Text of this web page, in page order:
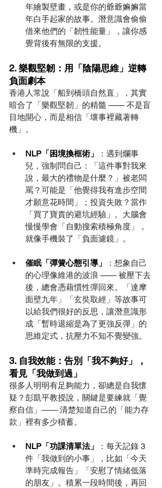
年繪製壁畫，或是你的爺爺嫲嫲當
年白手起家的故事。潛意識會偷偷
借來他們的「韌性能量」，讓你感
覺背後有無限的支援。
2. 樂觀堅韌：用「陰陽思維」逆轉
負面劇本
香港人常說「船到橋頭自然直」，其實
暗合了「樂觀堅韌」的精髓 —— 不是盲
目地開心，而是相信「壞事裡藏著轉
機」。
NLP「困境換框術」
：遇到爛事
兒，強制問自己：「這件事對我來
說，最大的禮物是什麼？」被老闆
罵？可能是「他覺得我有進步空間
才願意花時間」；投資失敗？當作
「買了寶貴的避坑經驗」。大腦會
慢慢學會「自動搜索積極角度」，
就像手機裝了「負面濾鏡」。
催眠「彈簧心態引導」
：想象自己
的心理像維港的波浪 —— 被壓下去
後，總會憑藉慣性彈回來。「達摩
面壁九年」「玄奘取經」等故事可
以給我們很好的反思，讓潛意識形
成「暫時退縮是為了更強反彈」的
思維定式，抗壓力不知不覺變強。
3. 自我效能：告別「我不夠好」，
看見「我做到過」
很多人明明有足夠能力，卻總是自我懷
疑？彭凱平教授說，關鍵是要練就「覺
察自信」—— 清楚知道自己的「能力存
款」裡有多少積蓄。
NLP「功課清單法」
：每天記錄 3
件「我做到的小事」，比如「今天
準時完成報告」「安慰了情緒低落
的朋友」。積累一段時間後，再回